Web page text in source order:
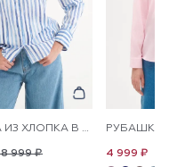
РУБАШКА ИЗ ХЛОПКА В ПОЛОСКУ ПРЯМАЯ
8 999 ₽ 4 999 ₽